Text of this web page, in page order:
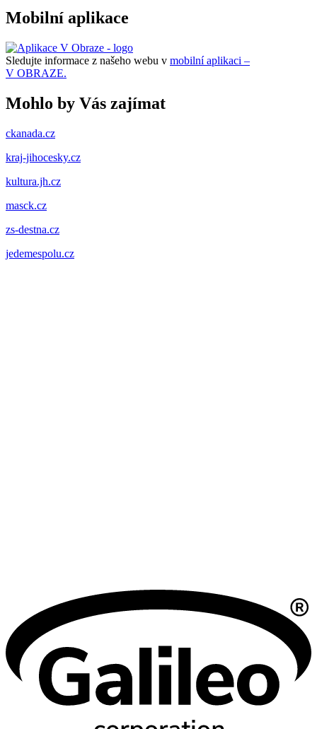
Mobilní aplikace
Sledujte informace z našeho webu v mobilní aplikaci –
V OBRAZE.
Mohlo by Vás zajímat
ckanada.cz
kraj-jihocesky.cz
kultura.jh.cz
masck.cz
zs-destna.cz
jedemespolu.cz